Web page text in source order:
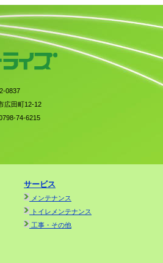
0837
広田町12-12
74-6215
サービス
メンテナンス
トイレメンテナンス
工事・その他